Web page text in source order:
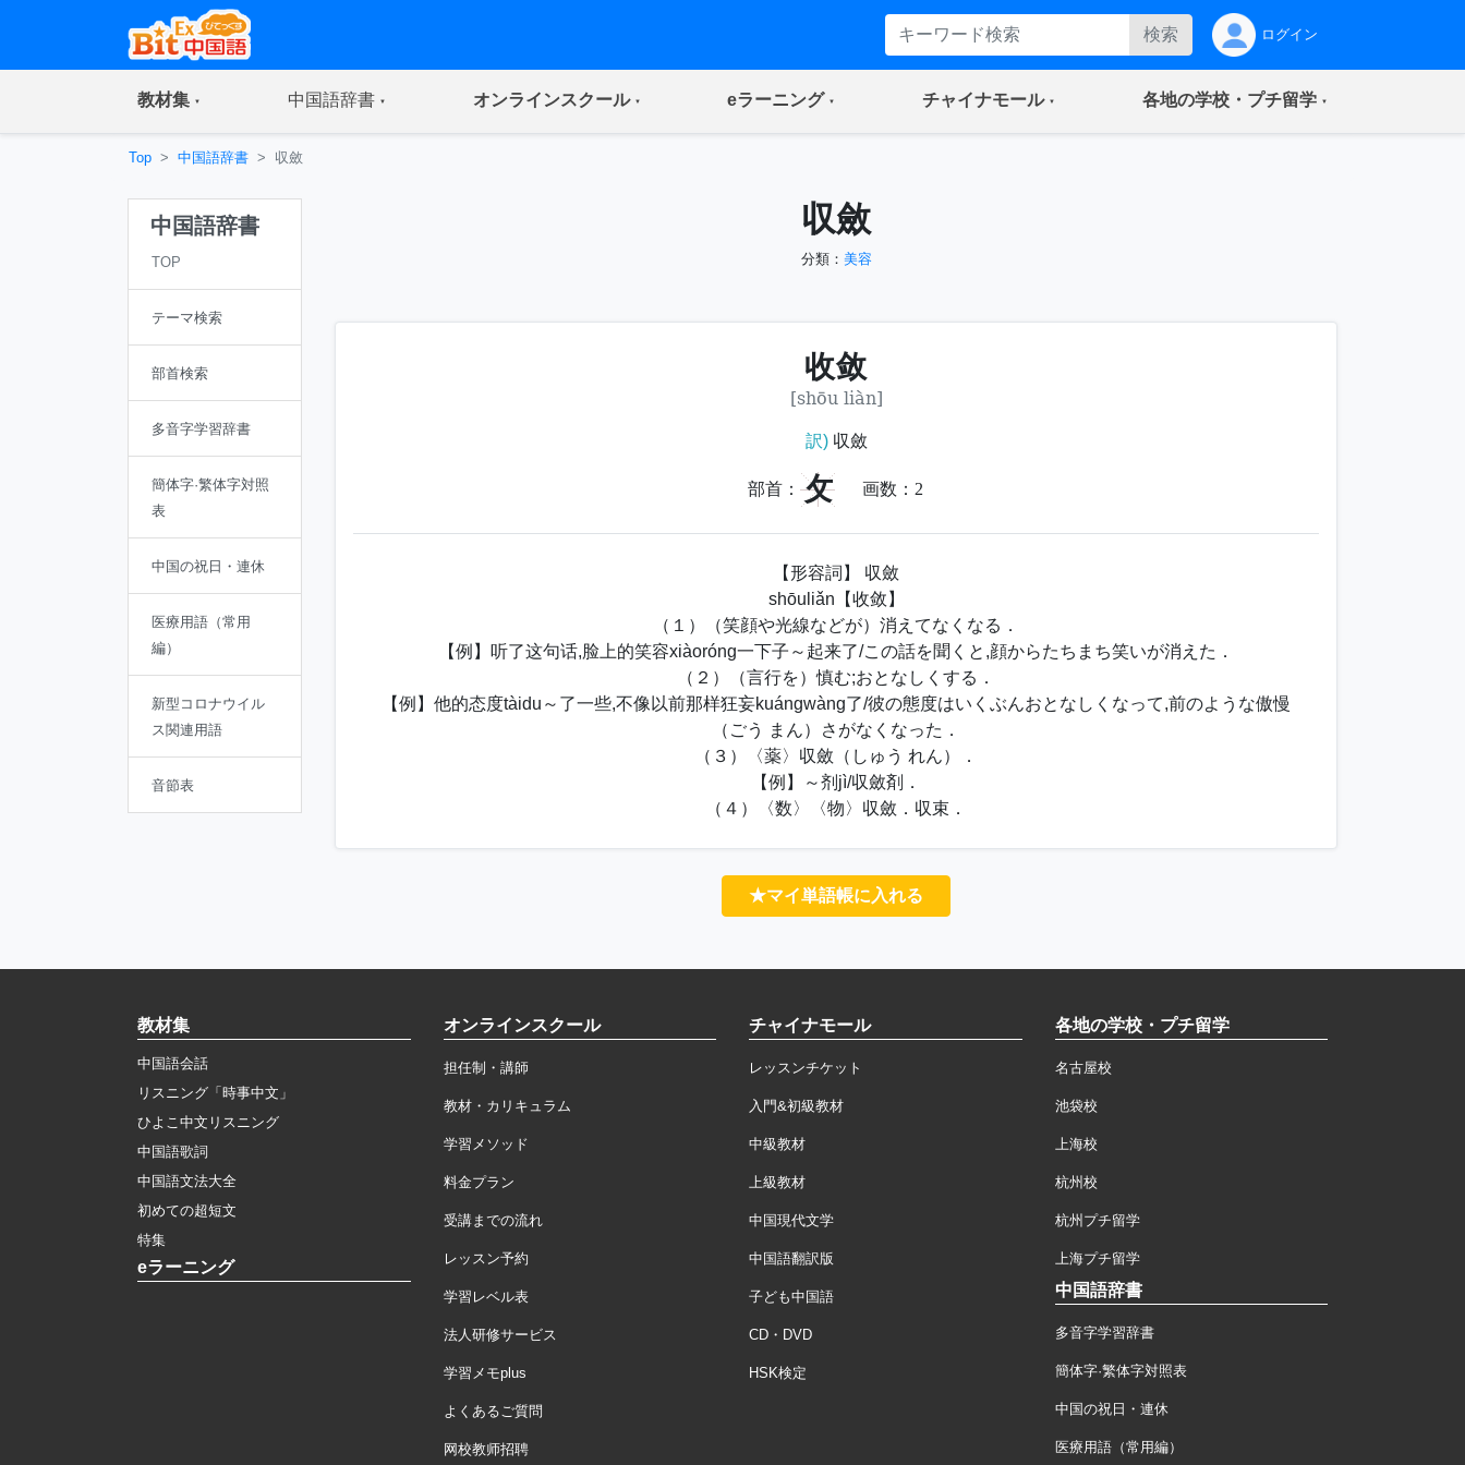
検索 ログイン
教材集(current) 中国語辞書(current) オンラインスクール(current) eラーニング(current) チャイナモール(current) 各地の学校・プチ留学(current)
Top 中国語辞書 収斂
中国語辞書
TOP
テーマ検索
部首検索
多音字学習辞書
簡体字·繁体字対照
表
中国の祝日・連休
医療用語（常用
編）
新型コロナウイル
ス関連用語
音節表
収斂
分類： 美容
收敛
[shōu liàn]
訳)収斂
部首： 攵 画数： 2
【形容詞】 収斂
shōuliǎn【收敛】
（１）（笑顔や光線などが）消えてなくなる．
【例】听了这句话,脸上的笑容xiàoróng一下子～起来了/この話を聞くと,顔からたちまち笑いが消えた．
（２）（言行を）慎む;おとなしくする．
【例】他的态度tàidu～了一些,不像以前那样狂妄kuángwàng了/彼の態度はいくぶんおとなしくなって,前のような傲慢
（ごう まん）さがなくなった．
（３）〈薬〉収斂（しゅう れん）．
【例】～剂jì/収斂剤．
（４）〈数〉〈物〉収斂．収束．
★マイ単語帳に入れる
教材集
中国語会話
リスニング「時事中文」
ひよこ中文リスニング
中国語歌詞
中国語文法大全
初めての超短文
特集
eラーニング
オンラインスクール
担任制・講師
教材・カリキュラム
学習メソッド
料金プラン
受講までの流れ
レッスン予約
学習レベル表
法人研修サービス
学習メモplus
よくあるご質問
网校教师招聘
チャイナモール
レッスンチケット
入門&初級教材
中級教材
上級教材
中国現代文学
中国語翻訳版
子ども中国語
CD・DVD
HSK検定
各地の学校・プチ留学
名古屋校
池袋校
上海校
杭州校
杭州プチ留学
上海プチ留学
中国語辞書
多音字学習辞書
簡体字·繁体字対照表
中国の祝日・連休
医療用語（常用編）